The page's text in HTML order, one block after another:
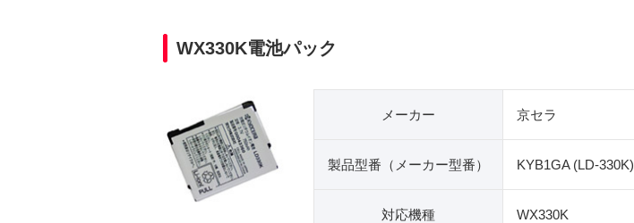
WX330K電池パック
メーカー 京セラ
製品型番（​メーカー型番） KYB1GA (LD-330K)
対応機種 WX330K